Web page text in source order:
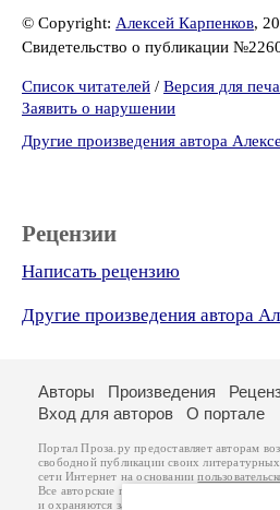
© Copyright: Алексей Карпенков,
Свидетельство о публикации
Список читателей / Версия для
Заявить о нарушении
Другие произведения автора
Рецензии
Написать рецензию
Другие произведения автора
Авторы Произведения
Вход для авторов
О портале
Портал Проза.ру предоставляет авторам
свободной публикации своих
сети Интернет на основании
Все авторские права на произведения
и охраняются законом . Перепечатка